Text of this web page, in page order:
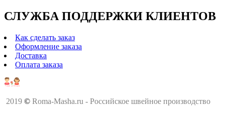
СЛУЖБА ПОДДЕРЖКИ КЛИЕНТОВ
Как сделать заказ
Оформление заказа
Доставка
Оплата заказа
2019 © Roma-Masha.ru - Российское швейное производство